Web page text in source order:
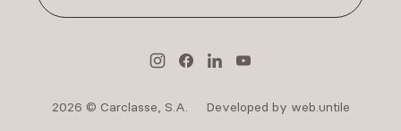
2026 © Carclasse, S.A. Developed by web.untile